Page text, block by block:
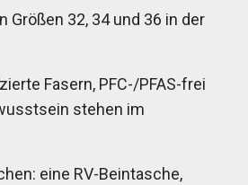
Größen 32, 34 und 36 in der
Fasern, PFC-/PFAS-frei
stehen im
eine RV-Beintasche,